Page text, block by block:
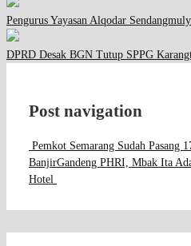
Pengurus Yayasan Alqodar
DPRD Desak BGN Tutup SPPG
Post navigation
Pemkot Semarang Sudah Pasang
BanjirGandeng PHRI, Mbak Ita
Hotel